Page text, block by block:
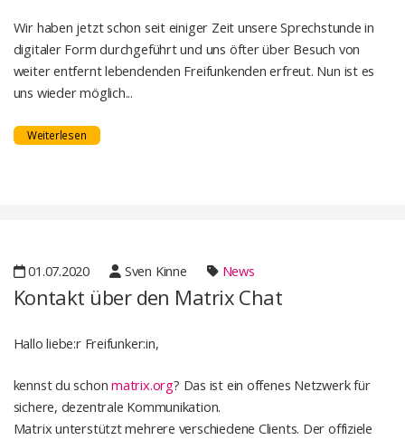
Wir haben jetzt schon seit einiger Zeit unsere Sprechstunde in
digitaler Form durchgeführt und uns öfter über Besuch von
weiter entfernt lebendenden Freifunkenden erfreut. Nun ist es
uns wieder möglich...
Weiterlesen
01.07.2020 Sven Kinne News
Kontakt über den Matrix Chat
Hallo liebe:r Freifunker:in,
kennst du schonmatrix.org? Das ist ein offenes Netzwerk für
sichere, dezentrale Kommunikation.
Matrix unterstützt mehrere verschiedene Clients. Der offiziele